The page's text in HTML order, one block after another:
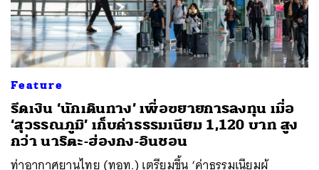
Feature
รีดเงิน ‘นักเดินทาง’ เพื่อขยายการลงทุน เมื่อ
‘สุวรรณภูมิ’ เก็บค่าธรรมเนียม 1,120 บาท สูง
กว่า นาริตะ-ฮ่องกง-อินชอน
ท่าอากาศยานไทย (ทอท.) เตรียมขึ้น ‘ค่าธรรมเนียมผู้
ค้นหา